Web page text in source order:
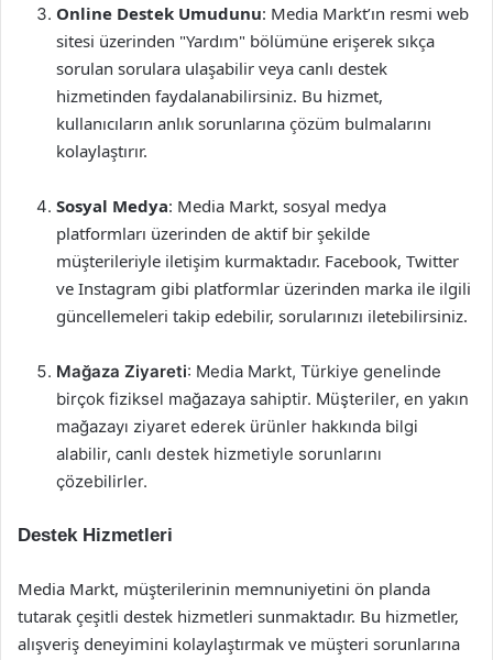
Online Destek Umudunu: Media Markt’ın resmi web
sitesi üzerinden "Yardım" bölümüne erişerek sıkça
sorulan sorulara ulaşabilir veya canlı destek
hizmetinden faydalanabilirsiniz. Bu hizmet,
kullanıcıların anlık sorunlarına çözüm bulmalarını
kolaylaştırır.
Sosyal Medya: Media Markt, sosyal medya
platformları üzerinden de aktif bir şekilde
müşterileriyle iletişim kurmaktadır. Facebook, Twitter
ve Instagram gibi platformlar üzerinden marka ile ilgili
güncellemeleri takip edebilir, sorularınızı iletebilirsiniz.
Mağaza Ziyareti: Media Markt, Türkiye genelinde
birçok fiziksel mağazaya sahiptir. Müşteriler, en yakın
mağazayı ziyaret ederek ürünler hakkında bilgi
alabilir, canlı destek hizmetiyle sorunlarını
çözebilirler.
Destek Hizmetleri
Media Markt, müşterilerinin memnuniyetini ön planda
tutarak çeşitli destek hizmetleri sunmaktadır. Bu hizmetler,
alışveriş deneyimini kolaylaştırmak ve müşteri sorunlarına